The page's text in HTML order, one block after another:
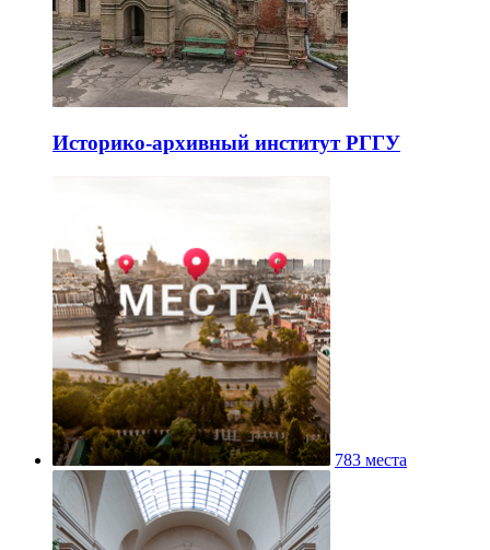
Историко-архивный институт РГГУ
783 места